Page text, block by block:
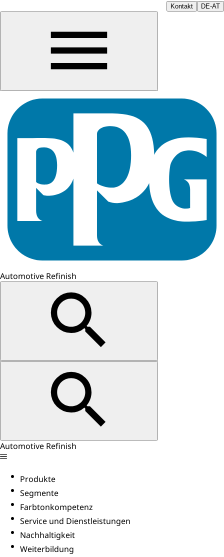
Kontakt DE-AT
Automotive Refinish
Automotive Refinish
Produkte
Segmente
Farbtonkompetenz
Service und Dienstleistungen
Nachhaltigkeit
Weiterbildung